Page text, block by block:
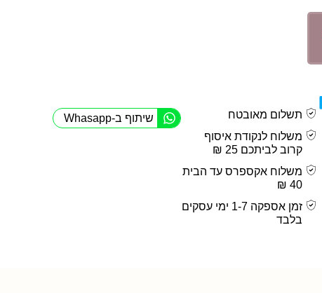
תשלום מאובטח
משלוח לנקודת איסוף
קרוב לביתכם 25 ₪
משלוח אקספרס עד הבית
40 ₪
זמן אספקה 1-7 ימי עסקים
בלבד
שיתוף ב-Whasapp